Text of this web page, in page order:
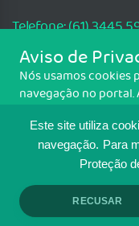
Este site utiliza
navegação. Para
Proteção
RECUSAR
Telefone: (61) 3445
Email:
SGAS 616, Conjunto D,
CNPJ: 33.583.550/0001-30
MAPA DO SITE
CONTAS
Aviso de
Nós usamos cookies
navegação no
Para ter mais
Política de cookies.